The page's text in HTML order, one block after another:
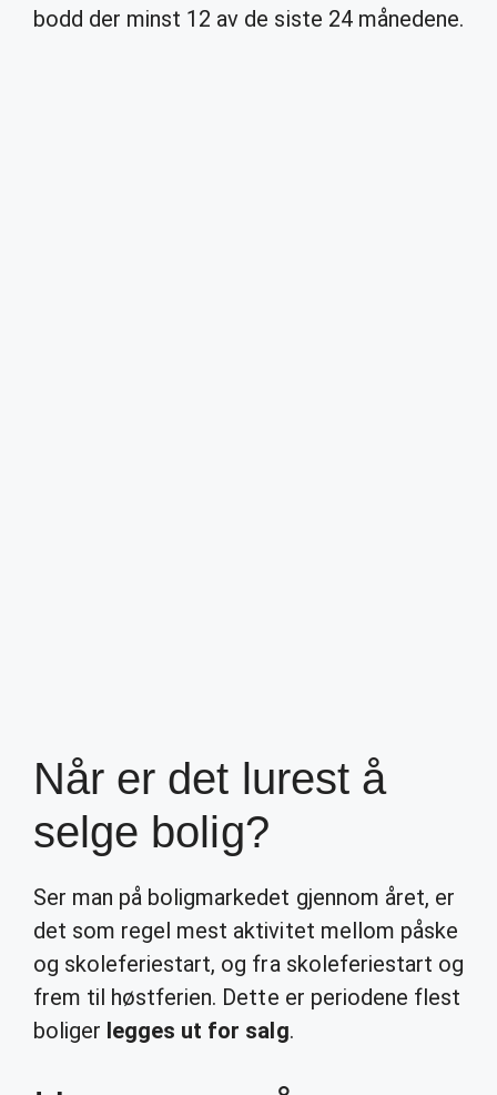
bodd der minst 12 av de siste 24 månedene.
Når er det lurest å
selge bolig?
Ser man på boligmarkedet gjennom året, er
det som regel mest aktivitet mellom påske
og skoleferiestart, og fra skoleferiestart og
frem til høstferien. Dette er periodene flest
boliger legges ut for salg.